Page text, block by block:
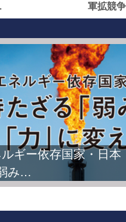
軍拡競
ルギー依存国家・日
み…